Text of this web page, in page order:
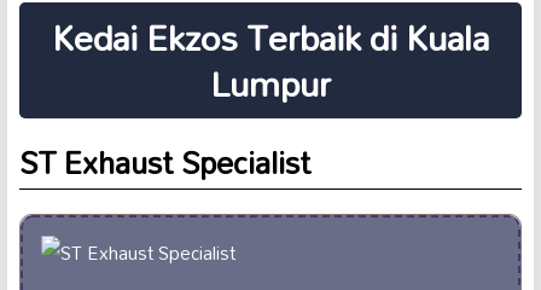
Kedai Ekzos Terbaik di Kuala
Lumpur
ST Exhaust Specialist